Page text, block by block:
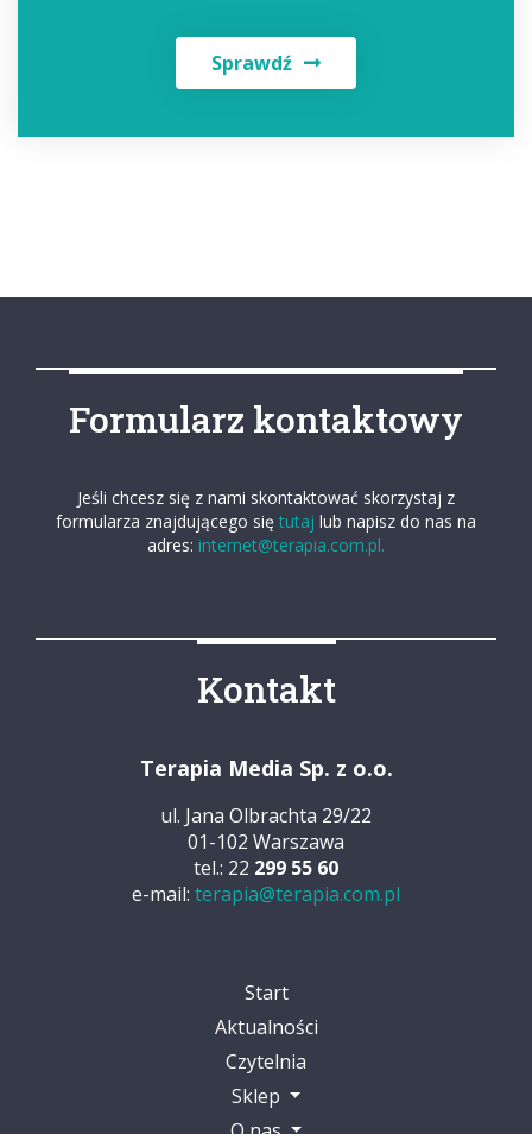
Sprawdź
Formularz kontaktowy
Jeśli chcesz się z nami skontaktować skorzystaj z
formularza znajdującego się tutaj lub napisz do nas na
adres: internet@terapia.com.pl.
Kontakt
Terapia Media Sp. z o.o.
ul. Jana Olbrachta 29/22
01-102 Warszawa
tel.: 22 299 55 60
e-mail: terapia@terapia.com.pl
Start
Aktualności
Czytelnia
Sklep